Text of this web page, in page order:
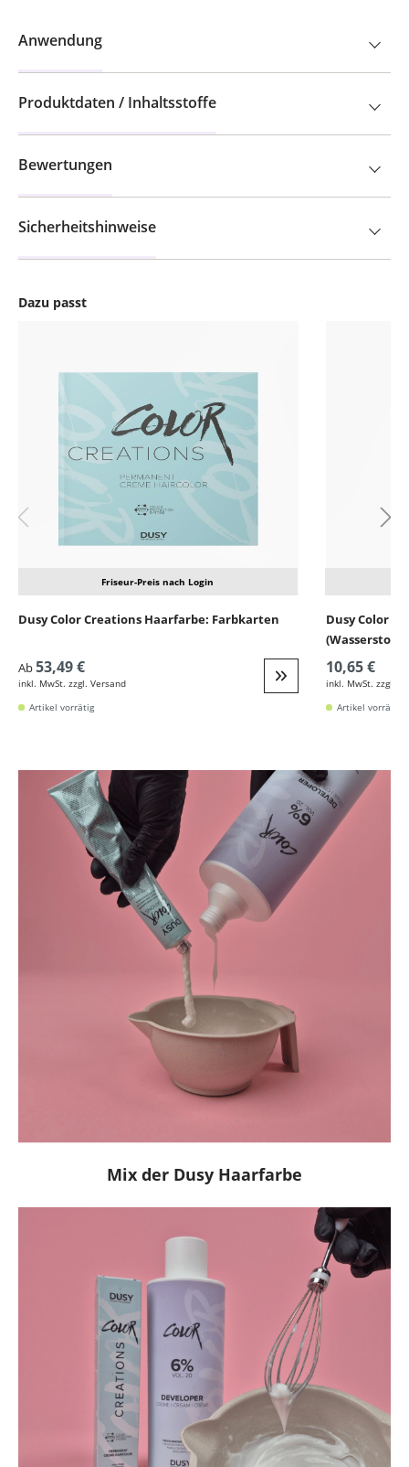
Dazu passt
Friseur-Preis nach Login
Dusy Color Creations Haarfarbe: Farbkarten
Ab53,49 €
inkl. MwSt. zzgl. Versand Weiter zur Detail
Artikel vorrätig
Dusy Color
10,65 €
inkl. MwSt. zzgl.
Artikel vorrätig
Anwendung
Produktdaten / Inhaltsstoffe
Bewertungen
Sicherheitshinweise
Mix der Dusy Haarfarbe